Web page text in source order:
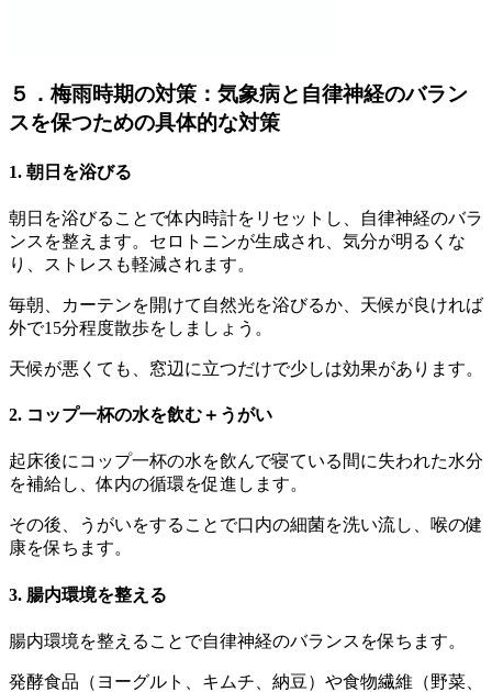
５．梅雨時期の対策：気象病と自律神経のバラン
スを保つための具体的な対策
1. 朝日を浴びる
朝日を浴びることで体内時計をリセットし、自律神経のバラ
ンスを整えます。セロトニンが生成され、気分が明るくな
り、ストレスも軽減されます。
毎朝、カーテンを開けて自然光を浴びるか、天候が良ければ
外で15分程度散歩をしましょう。
天候が悪くても、窓辺に立つだけで少しは効果があります。
2. コップ一杯の水を飲む＋うがい
起床後にコップ一杯の水を飲んで寝ている間に失われた水分
を補給し、体内の循環を促進します。
その後、うがいをすることで口内の細菌を洗い流し、喉の健
康を保ちます。
3. 腸内環境を整える
腸内環境を整えることで自律神経のバランスを保ちます。
発酵食品（ヨーグルト、キムチ、納豆）や食物繊維（野菜、